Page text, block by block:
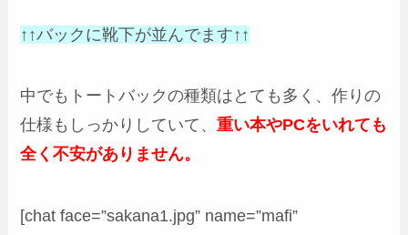
↑↑バックに靴下が並んでます↑↑
中でもトートバックの種類はとても多く、作りの
仕様もしっかりしていて、重い本やPCをいれても
全く不安がありません。
[chat face=”sakana1.jpg” name=”mafi”